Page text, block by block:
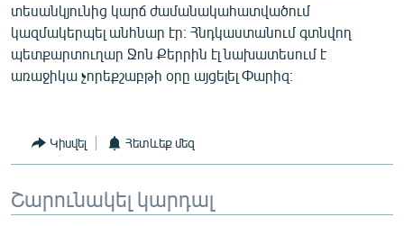
English
Русский
տեսանկյունից կարճ ժամանակահատվածում
կազմակերպել անհնար էր։ Հնդկաստանում գտնվող
պետքարտուղար Ջոն Քերրին էլ նախատեսում է
առաջիկա չորեքշաբթի օրը այցելել Փարիզ։
Կիսվել Հետևեք մեզ
Շարունակել կարդալ